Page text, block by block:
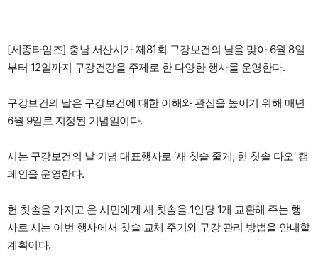
[세종타임즈] 충남 서산시가 제81회 구강보건의 날을 맞아 6월 8일
부터 12일까지 구강건강을 주제로 한 다양한 행사를 운영한다.
구강보건의 날은 구강보건에 대한 이해와 관심을 높이기 위해 매년
6월 9일로 지정된 기념일이다.
시는 구강보건의 날 기념 대표행사로 ‘새 칫솔 줄게, 헌 칫솔 다오’ 캠
페인을 운영한다.
헌 칫솔을 가지고 온 시민에게 새 칫솔을 1인당 1개 교환해 주는 행
사로 시는 이번 행사에서 칫솔 교체 주기와 구강 관리 방법을 안내할
계획이다.